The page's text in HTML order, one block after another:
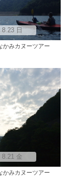
8.23 日
みカヌーツアー
8.21 金
みカヌーツアー